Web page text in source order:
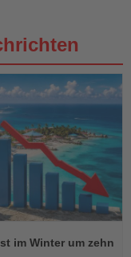
im Winter um zehn